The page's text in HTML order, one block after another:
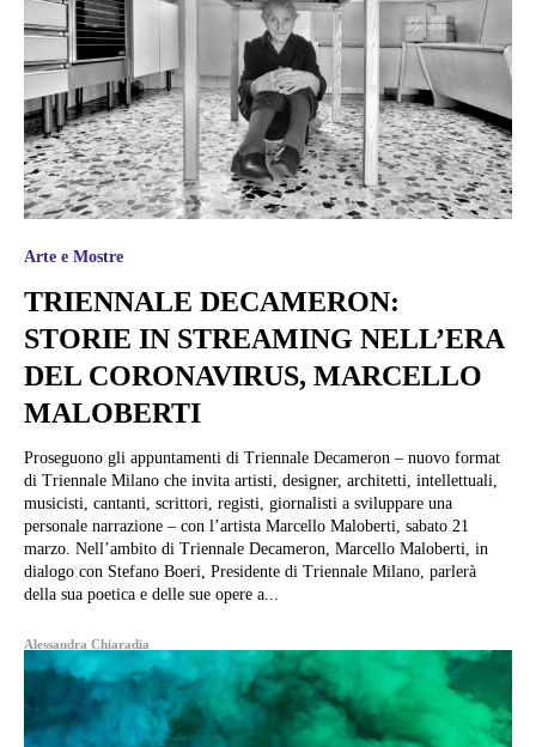
Arte e Mostre
TRIENNALE DECAMERON:
STORIE IN STREAMING NELL’ERA
DEL CORONAVIRUS, MARCELLO
MALOBERTI
Proseguono gli appuntamenti di Triennale Decameron – nuovo format
di Triennale Milano che invita artisti, designer, architetti, intellettuali,
musicisti, cantanti, scrittori, registi, giornalisti a sviluppare una
personale narrazione – con l’artista Marcello Maloberti, sabato 21
marzo. Nell’ambito di Triennale Decameron, Marcello Maloberti, in
dialogo con Stefano Boeri, Presidente di Triennale Milano, parlerà
della sua poetica e delle sue opere a...
Alessandra Chiaradia